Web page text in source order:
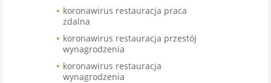
koronawirus restauracja praca
zdalna
koronawirus restauracja przestój
wynagrodzenia
koronawirus restauracja
wynagrodzenia